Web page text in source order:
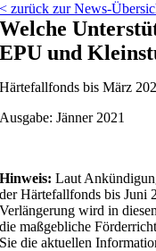
< zurück zur News-
Welche
EPU und
Härtefallfonds bis März
Ausgabe: Jänner 2021
Hinweis:Laut
der Härtefallfonds bis Juni
Verlängerung wird in
die maßgebliche
Sie die aktuellen